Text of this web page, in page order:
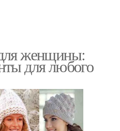
женщины:
для любого